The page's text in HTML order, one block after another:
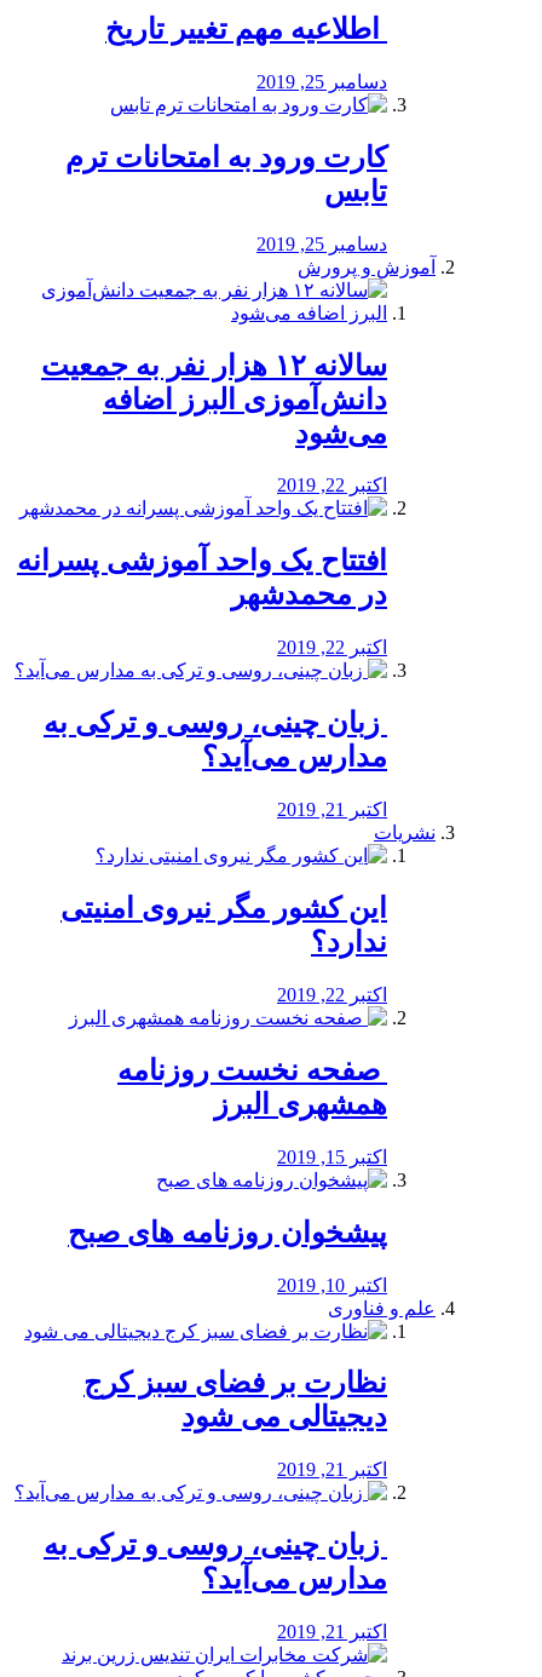
️ اطلاعیه مهم تغییر تاریخ
دسامبر 25, 2019
کارت ورود به امتحانات ترم
تابس
دسامبر 25, 2019
آموزش و پرورش
️سالانه ۱۲ هزار نفر به جمعیت
دانش‌آموزی البرز اضافه
می‌شود
اکتبر 22, 2019
افتتاح یک واحد آموزشی پسرانه
در محمدشهر
اکتبر 22, 2019
️ زبان چینی، روسی و ترکی به
مدارس می‌آید؟
اکتبر 21, 2019
نشریات
این کشور مگر نیروی امنیتی
ندارد؟
اکتبر 22, 2019
️ صفحه نخست روزنامه‌
همشهری البرز
اکتبر 15, 2019
پیشخوان روزنامه های صبح
اکتبر 10, 2019
علم و فناوری
نظارت بر فضای سبز کرج
دیجیتالی می شود
اکتبر 21, 2019
️ زبان چینی، روسی و ترکی به
مدارس می‌آید؟
اکتبر 21, 2019